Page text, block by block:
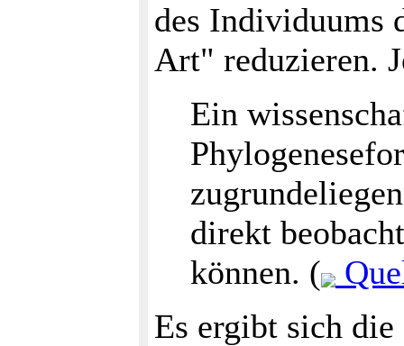
des Individuums
Art" reduzieren.
Ein
direkt
können. (
Es ergibt sich die